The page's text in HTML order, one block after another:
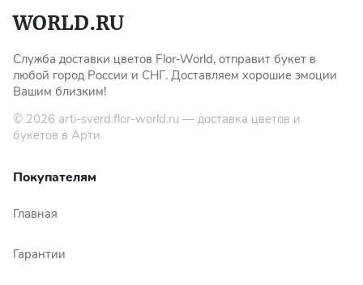
Служба доставки цветов Flor-World, отправит букет в
любой город России и СНГ. Доставляем хорошие эмоции
Вашим близким!
© 2026 arti-sverd.flor-world.ru — доставка цветов и
букетов в Арти
Покупателям
Главная
Гарантии